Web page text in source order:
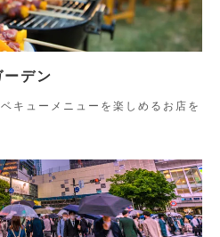
デン
キューメニューを楽しめるお店を